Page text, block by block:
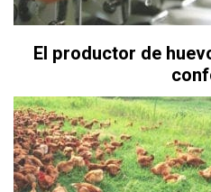
El productor de